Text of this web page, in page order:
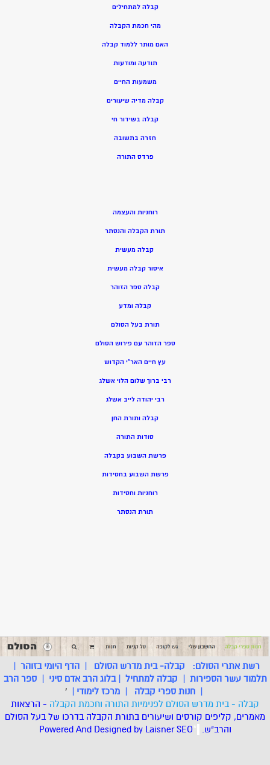
קבלה למתחילים
מהי חכמת הקבלה
האם מותר ללמוד קבלה
תודעה ומודעות
משמעות החיים
קבלה מדיה שיעורים
קבלה בשידור חי
חזרה בתשובה
פרדס התורה
רוחניות והעצמה
תורת הקבלה והנסתר
קבלה מעשית
איסור קבלה מעשית
קבלה ספר הזוהר
קבלה ומדע
תורת בעל הסולם
ספר הזוהר עם פירוש הסולם
עץ חיים האר”י הקדוש
רבי ברוך שלום הלוי אשלג
רבי יהודה לייב אשלג
קבלה ותורת החן
סודות התורה
פרשת השבוע בקבלה
פרשת השבוע בחסידות
רוחניות וחסידות
תורת הנסתר
רשת אתרי הסולם: קבלה- בית מדרש הסולם |הדף היומי בזוהר |
תלמוד עשר הספירות | קבלה למתחיל |בלוג הרב אדם סיני |ספר הרב
| חנות ספרי קבלה | מרכז לימודי |
'
קבלה - בית מדרש הסולם לפנימיות התורה וחכמת הקבלה - הרצאות
מאמרים, קליפים קורסים ושיעורים בתורת הקבלה בדרכו של בעל הסולם
והרב"ש. *
Powered And Designed by LaisnerSEO